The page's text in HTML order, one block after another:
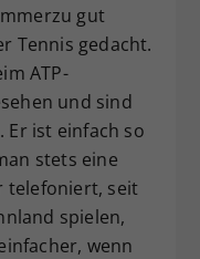
gut
Tennis gedacht.
ATP-
und sind
Er ist einfach so
stets eine
telefoniert, seit
spielen,
wenn